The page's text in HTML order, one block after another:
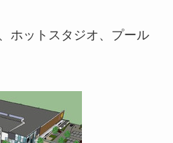
ホットスタジオ、プール